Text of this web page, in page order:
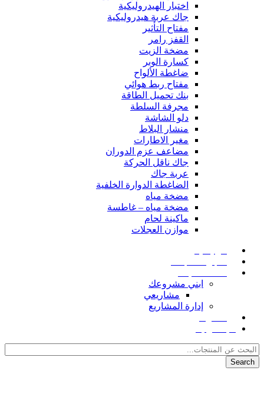
اختبار الهيدروليكية
جاك عربة هيدروليكية
مفتاح التأثير
القفز رامر
مضخة الزيت
كسارة الوبر
ضاغطة الألواح
مفتاح ربط هوائي
بنك تحميل الطاقة
مجرفة السلطة
دلو الشاشة
منشار البلاط
مغير الاطارات
مضاعف عزم الدوران
جاك ناقل الحركة
عربة جاك
الضاغطة الدوارة الخلفية
مضخة مياه
مضخة مياه – غاطسة
ماكينة لحام
موازن العجلات
ابني مشروعك
مشاريعي
إدارة المشاريع
Search